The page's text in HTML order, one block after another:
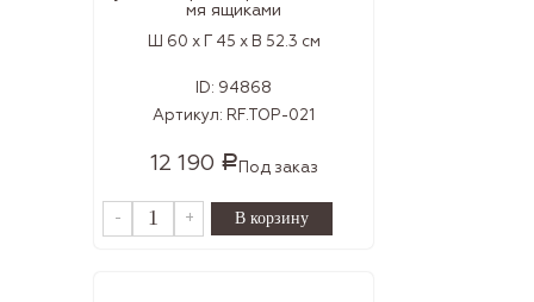
мя ящиками
Ш 60 x Г 45 x В 52.3 см
ID: 94868
Артикул: RF.TOP-021
12 190 Р Под заказ
- +